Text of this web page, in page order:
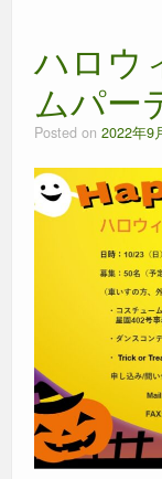
ハロウ
ムパー
Posted on 2022年9